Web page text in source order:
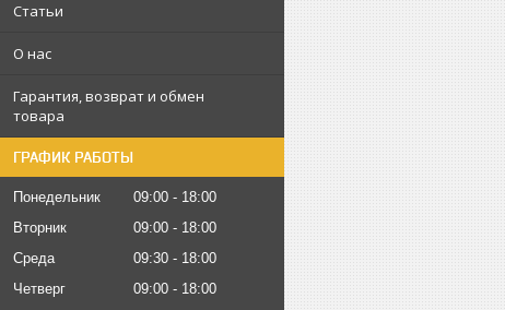
Статьи
О нас
Гарантия, возврат и обмен
товара
ГРАФИК РАБОТЫ
Понедельник 09:00
18:00
Вторник
09:00
18:00
Среда
09:30
18:00
Четверг
09:00
18:00